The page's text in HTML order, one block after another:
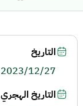
التاريخ
2023/12/27
التاريخ الهجري